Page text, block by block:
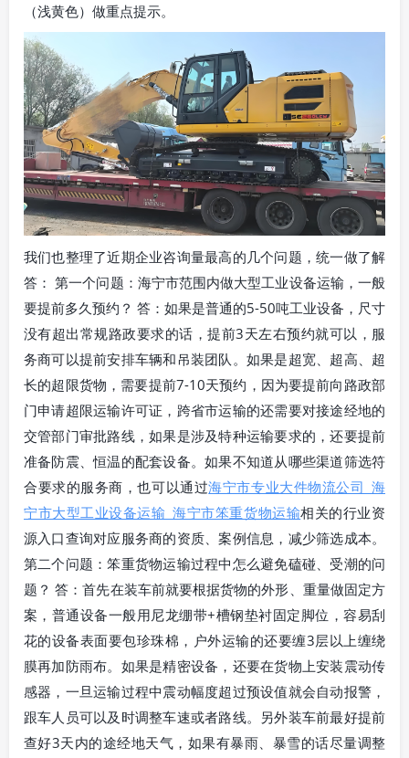
（浅黄色）做重点提示。
我们也整理了近期企业咨询量最高的几个问题，统一做了解
答： 第一个问题：海宁市范围内做大型工业设备运输，一般
要提前多久预约？ 答：如果是普通的5-50吨工业设备，尺寸
没有超出常规路政要求的话，提前3天左右预约就可以，服
务商可以提前安排车辆和吊装团队。如果是超宽、超高、超
长的超限货物，需要提前7-10天预约，因为要提前向路政部
门申请超限运输许可证，跨省市运输的还需要对接途经地的
交管部门审批路线，如果是涉及特种运输要求的，还要提前
准备防震、恒温的配套设备。如果不知道从哪些渠道筛选符
合要求的服务商，也可以通过海宁市专业大件物流公司_海
宁市大型工业设备运输_海宁市笨重货物运输相关的行业资
源入口查询对应服务商的资质、案例信息，减少筛选成本。
第二个问题：笨重货物运输过程中怎么避免磕碰、受潮的问
题？ 答：首先在装车前就要根据货物的外形、重量做固定方
案，普通设备一般用尼龙绷带+槽钢垫衬固定脚位，容易刮
花的设备表面要包珍珠棉，户外运输的还要缠3层以上缠绕
膜再加防雨布。如果是精密设备，还要在货物上安装震动传
感器，一旦运输过程中震动幅度超过预设值就会自动报警，
跟车人员可以及时调整车速或者路线。另外装车前最好提前
查好3天内的途经地天气，如果有暴雨、暴雪的话尽量调整